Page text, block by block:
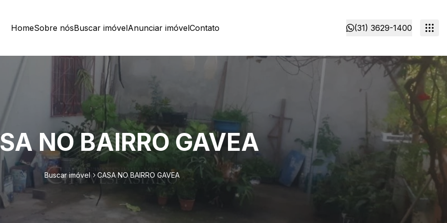
HomeSobre nósBuscar imóvelAnunciar imóvelContato (31) 3629-1400
NO BAIRRO GAVEA
Buscar imóvel CASA NO BAIRRO GAVEA